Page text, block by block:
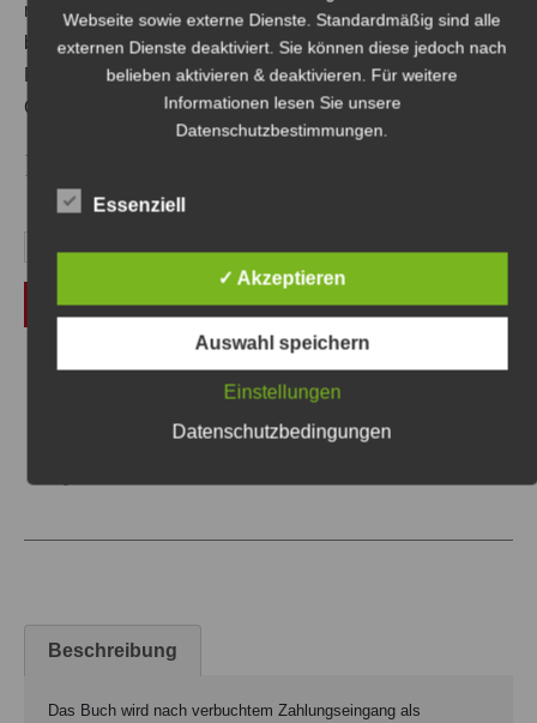
macht der Werkstattmeister Georg Wanda Stress? Warum
bekommt auch der neue Besitzer der Autohäuser plötzlich
Probleme? Was ist mit Paul los? Hat Matteo
Geheimnisse? Wie geht es mit Alexandra weiter?
15,50
In den Warenkorb
Beschreibung
Das Buch wird nach verbuchtem Zahlungseingang als
Webseite sowie externe Dienste. Standardmäßig sind alle
externen Dienste deaktiviert. Sie können diese jedoch nach
belieben aktivieren & deaktivieren. Für weitere
Informationen lesen Sie unsere
Datenschutzbestimmungen.
Essenziell
✓ Akzeptieren
Auswahl speichern
Einstellungen
Datenschutzbedingungen